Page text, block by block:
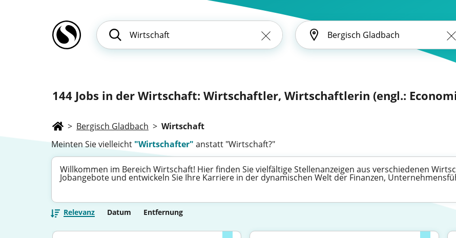
144 Jobs in der Wirtschaft: Wirtschaftler, Wirtschaftlerin (engl.:
> Bergisch Gladbach > Wirtschaft
Meinten Sie vielleicht "Wirtschafter" anstatt "Wirtschaft?"
Willkommen im Bereich Wirtschaft! Hier finden Sie vielfältige Stellenanzeigen aus verschiedenen
Jobangebote und entwickeln Sie Ihre Karriere in der dynamischen Welt der Finanzen,
Relevanz Datum Entfernung